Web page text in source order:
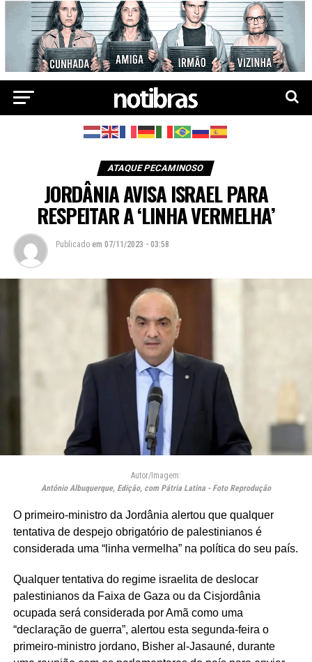
ATAQUE PECAMINOSO
JORDÂNIA AVISA ISRAEL PARA
RESPEITAR A ‘LINHA VERMELHA’
Publicado em 07/11/2023 - 03:58
Autor/Imagem:
Antônio Albuquerque, Edição, com Pátria Latina - Foto Reprodução
O primeiro-ministro da Jordânia alertou que qualquer
tentativa de despejo obrigatório de palestinianos é
considerada uma “linha vermelha” na política do seu país.
Qualquer tentativa do regime israelita de deslocar
palestinianos da Faixa de Gaza ou da Cisjordânia
ocupada será considerada por Amã como uma
“declaração de guerra”, alertou esta segunda-feira o
primeiro-ministro jordano, Bisher al-Jasauné, durante